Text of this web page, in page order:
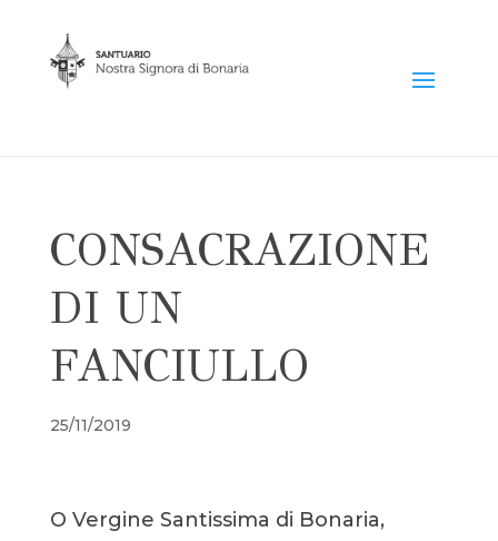
CONSACRAZIONE
DI UN
FANCIULLO
25/11/2019
O Vergine Santissima di Bonaria,